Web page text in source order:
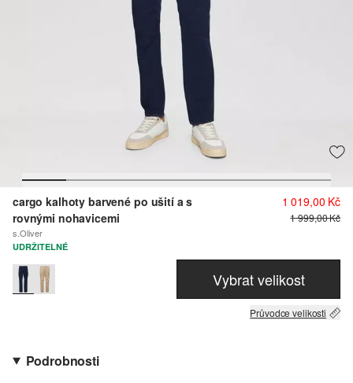
cargo kalhoty barvené po ušití a s
rovnými nohavicemi
s.Oliver
1 019,00 Kč
1 999,00 Kč
UDRŽITELNÉ
Vybrat velikost
Průvodce velikosti
Podrobnosti